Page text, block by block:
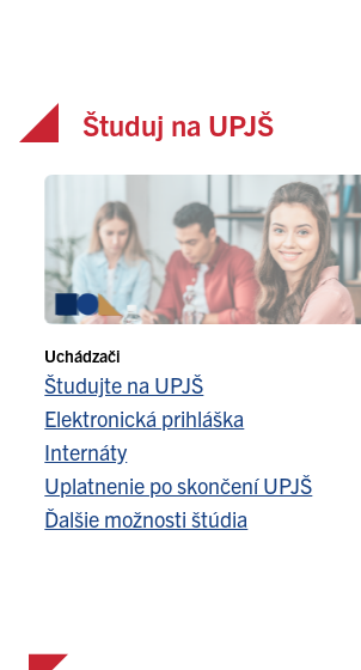
Študuj na UPJŠ
Uchádzači
Študujte na UPJŠ
Elektronická prihláška
Internáty
Uplatnenie po skončení UPJŠ
Ďalšie možnosti štúdia